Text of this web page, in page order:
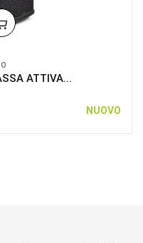
ATTIVA...
NUOVO